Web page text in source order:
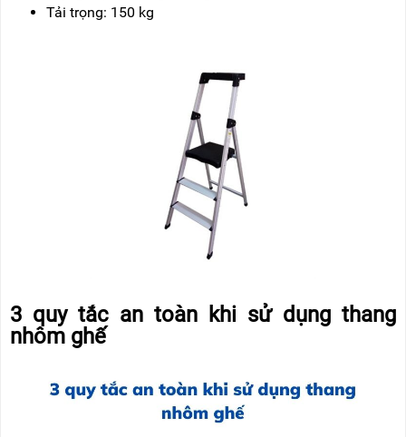
Tải trọng: 150 kg
3 quy tắc an toàn khi sử dụng thang
nhôm ghế